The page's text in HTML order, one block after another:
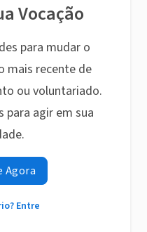
Vocação
para mudar o
mais recente de
ou voluntariado.
para agir em sua
Agora
Entre